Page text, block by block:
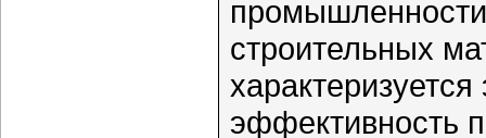
строительных
эффективность